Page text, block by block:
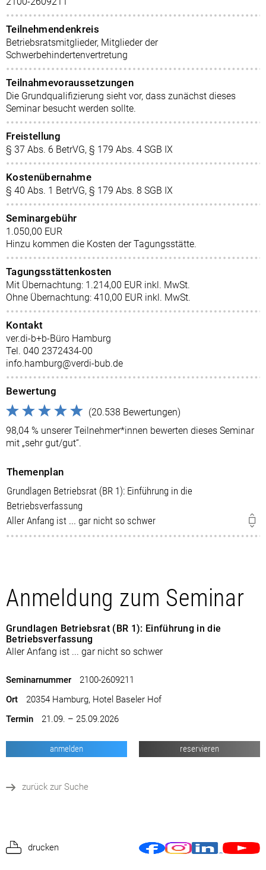
Teilnehmendenkreis
Betriebsratsmitglieder, Mitglieder der
Schwerbehindertenvertretung
Teilnahmevoraussetzungen
Die Grundqualifizierung sieht vor, dass zunächst dieses
Seminar besucht werden sollte.
Freistellung
§ 37 Abs. 6 BetrVG, § 179 Abs. 4 SGB IX
Kostenübernahme
§ 40 Abs. 1 BetrVG, § 179 Abs. 8 SGB IX
Seminargebühr
1.050,00 EUR
Hinzu kommen die Kosten der Tagungsstätte.
Tagungsstättenkosten
Mit Übernachtung: 1.214,00 EUR inkl. MwSt.
Ohne Übernachtung: 410,00 EUR inkl. MwSt.
Kontakt
ver.di-b+b-Büro Hamburg
Tel. 040 2372434-00
info.hamburg@verdi-bub.de
Bewertung
(20.538 Bewertungen)
98,04 % unserer Teilnehmer*innen bewerten dieses Seminar
mit „sehr gut/gut“.
Themenplan
Grundlagen Betriebsrat (BR 1): Einführung in die
Betriebsverfassung
Aller Anfang ist ... gar nicht so schwer
Anmeldung zum Seminar
Grundlagen Betriebsrat (BR 1): Einführung in die
Betriebsverfassung
Aller Anfang ist ... gar nicht so schwer
Seminarnummer
2100-2609211
Ort
20354 Hamburg, Hotel Baseler Hof
Termin
21.09. – 25.09.2026
anmelden reservieren
zurück zur Suche
drucken